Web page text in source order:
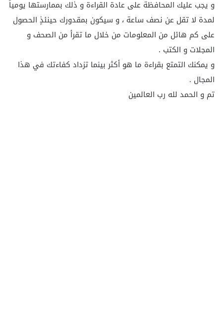
و يجب عليك المحافظة على عادة القراءة و ذلك بممارستها يومياً
لمدة لا تقل عن نصف ساعة ، و سيكون بمقدورك حينئذٍ الحصول
على كم هائل من المعلومات من خلال ما تقرأ من الصحف و
المجلات و الكتب .
و يمكنك التمتع بقراءة ما هو أكثر بينما تزداد كفاءتك في هذا
المجال .
تم و الحمد لله رب العالمين